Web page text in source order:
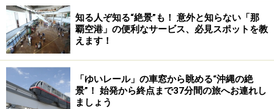
枯れ木に花を咲かせましょうをモットーとする「花咲爺
会」の地道なボランティア活動により、現在の美しい景
観が誕生した大城地区。世界遺産「中城城跡」から中村
家住宅にいたる約１キロメートルの県道沿いは、四季
折々の花が沿道を飾り、散歩コースにも最適です。
同会は沖縄ふるさと百選に選定され、また、日本ウオー
知る人ぞ知る“絶景”も！ 意外と知らない「那
覇空港」の便利なサービス、必見スポットを教
えます！
「ゆいレール」の車窓から眺める“沖縄の絶
景”！ 始発から終点まで37分間の旅へお連れし
ましょう